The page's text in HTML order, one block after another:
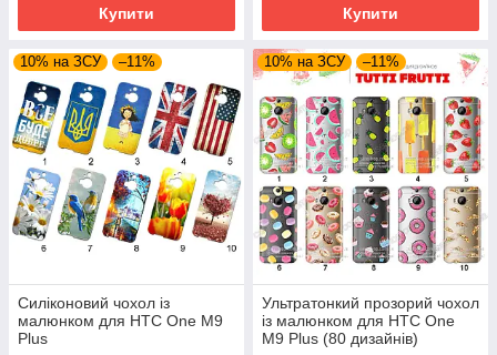
Купити Купити
10% на ЗСУ –11%
Силіконовий чохол із
малюнком для HTC One M9
Plus
10% на ЗСУ –11%
Ультратонкий прозорий чохол
із малюнком для HTC One
M9 Plus (80 дизайнів)